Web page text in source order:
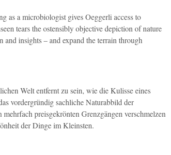
as a microbiologist gives Oeggerli access to
tears the ostensibly objective depiction of nature
insights – and expand the terrain through
Welt entfernt zu sein, wie die Kulisse eines
vordergründig sachliche Naturabbild der
preisgekrönten Grenzgängen verschmelzen
der Dinge im Kleinsten.